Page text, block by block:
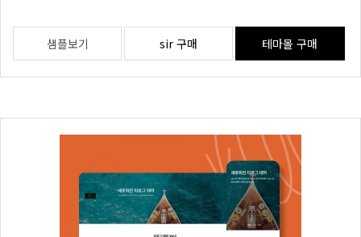
샘플보기 sir 구매 테마몰 구매